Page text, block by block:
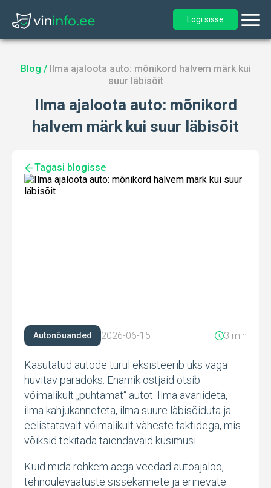
Logi sisse
Blog / Ilma ajaloota auto: mõnikord halvem märk kui
suur läbisõit
Ilma ajaloota auto: mõnikord
halvem märk kui suur läbisõit
Tagasi blogisse
Autonõuanded 2026-06-15 3 min
Kasutatud autode turul eksisteerib üks väga
huvitav paradoks. Enamik ostjaid otsib
võimalikult „puhtamat“ autot. Ilma avariideta,
ilma kahjukanneteta, ilma suure läbisõiduta ja
eelistatavalt võimalikult väheste faktidega, mis
võiksid tekitada täiendavaid küsimusi.
Kuid mida rohkem aega veedad autoajaloo,
tehnoülevaatuste sissekannete ja erinevate